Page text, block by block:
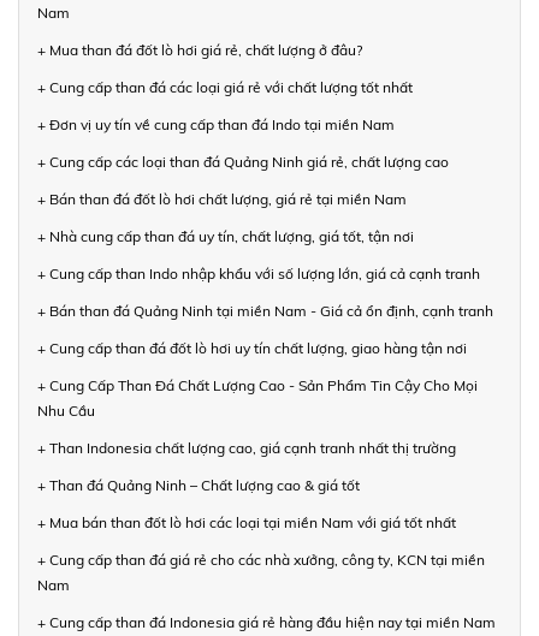
Nam
+ Mua than đá đốt lò hơi giá rẻ, chất lượng ở đâu?
+ Cung cấp than đá các loại giá rẻ với chất lượng tốt nhất
+ Đơn vị uy tín về cung cấp than đá Indo tại miền Nam
+ Cung cấp các loại than đá Quảng Ninh giá rẻ, chất lượng cao
+ Bán than đá đốt lò hơi chất lượng, giá rẻ tại miền Nam
+ Nhà cung cấp than đá uy tín, chất lượng, giá tốt, tận nơi
+ Cung cấp than Indo nhập khẩu với số lượng lớn, giá cả cạnh tranh
+ Bán than đá Quảng Ninh tại miền Nam - Giá cả ổn định, cạnh tranh
+ Cung cấp than đá đốt lò hơi uy tín chất lượng, giao hàng tận nơi
+ Cung Cấp Than Đá Chất Lượng Cao - Sản Phẩm Tin Cậy Cho Mọi
Nhu Cầu
+ Than Indonesia chất lượng cao, giá cạnh tranh nhất thị trường
+ Than đá Quảng Ninh – Chất lượng cao & giá tốt
+ Mua bán than đốt lò hơi các loại tại miền Nam với giá tốt nhất
+ Cung cấp than đá giá rẻ cho các nhà xưởng, công ty, KCN tại miền
Nam
+ Cung cấp than đá Indonesia giá rẻ hàng đầu hiện nay tại miền Nam